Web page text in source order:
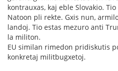
kontrauxas, kaj eble Slovakio.
Natoon pli rekte. Gxis nun,
landoj. Tio estas mezuro anti
la militon.
EU similan rimedon pridiskutis
konkretaj militbugxetoj.